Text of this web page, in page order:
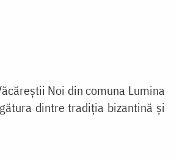
Noi din comuna Lumina
dintre tradiția bizantină și